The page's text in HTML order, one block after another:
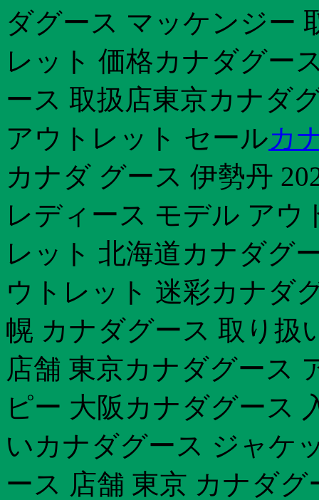
ダグース マッケンジー
レット 価格カナダグー
ース 取扱店東京カナダ
アウトレット セールカ
カナダ グース 伊勢丹
レディース モデル ア
レット 北海道カナダグ
ウトレット 迷彩カナダ
幌 カナダグース 取り扱
店舗 東京カナダグース
ピー 大阪カナダグース
いカナダグース ジャケ
ース 店舗 東京 カナダ